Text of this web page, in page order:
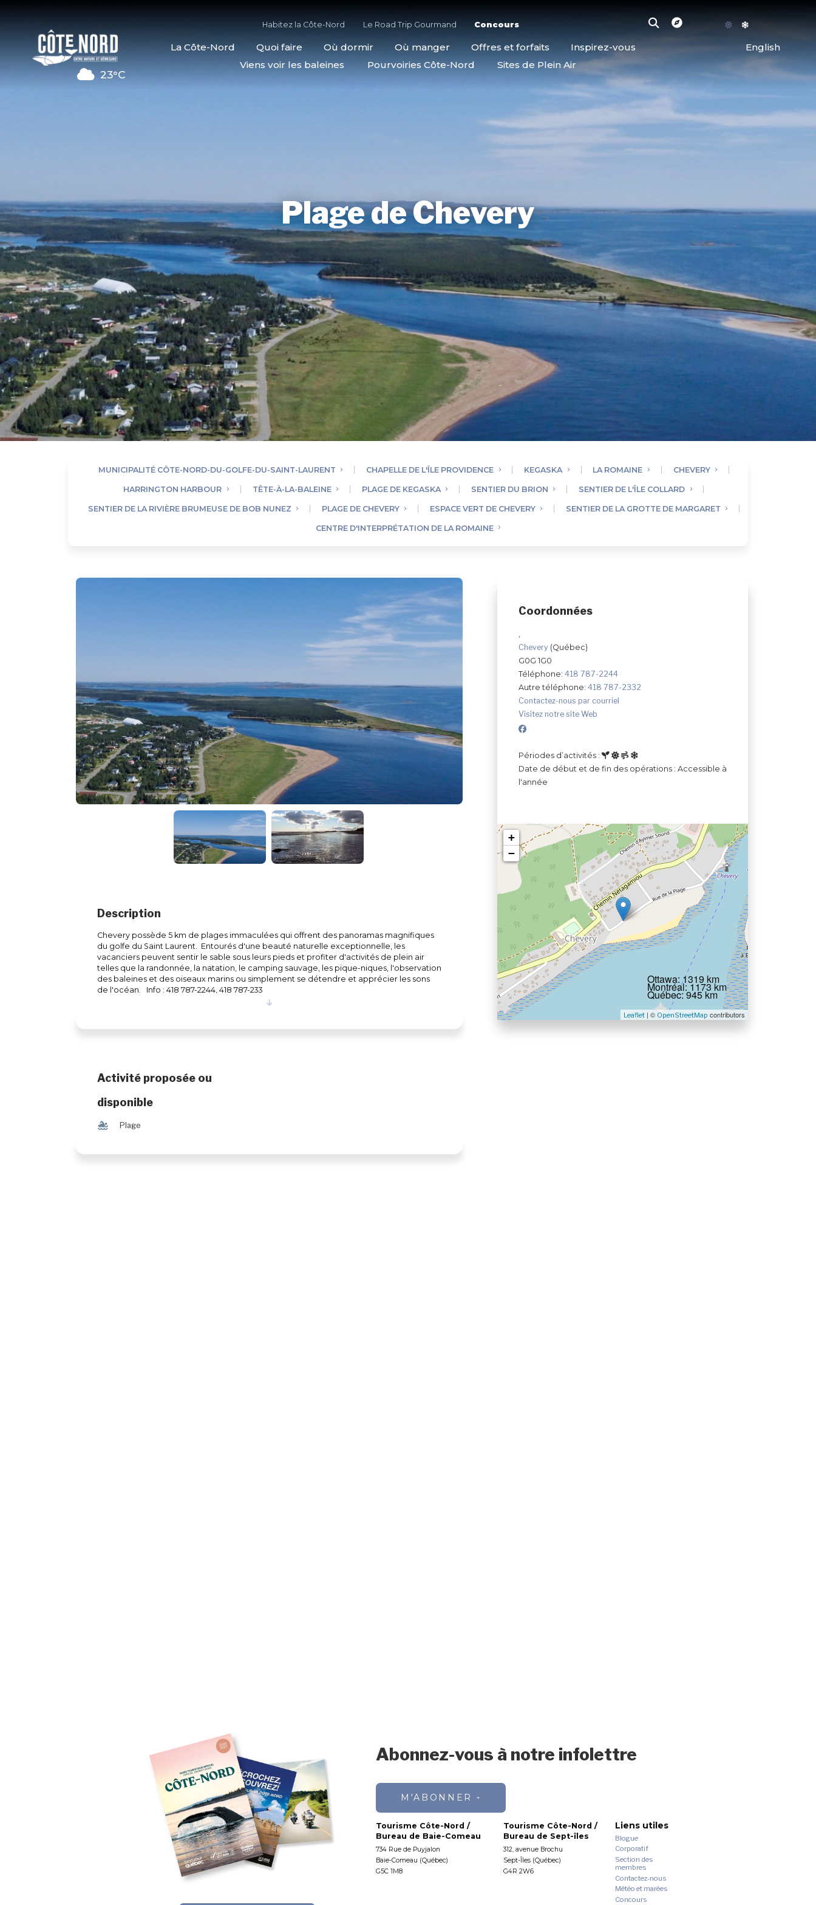
23°C
Habitez la Côte-Nord Le Road Trip Gourmand Concours
La Côte-Nord Quoi faire Où dormir Où manger Offres et forfaits Inspirez-vous
English
Viens voir les baleines
Pourvoiries Côte-Nord Sites de Plein Air
Plage de Chevery
MUNICIPALITÉ CÔTE-NORD-DU-GOLFE-DU-SAINT-LAURENT CHAPELLE DE L'ÎLE PROVIDENCE KEGASKA LA ROMAINE CHEVERY
HARRINGTON HARBOUR TÊTE-À-LA-BALEINE PLAGE DE KEGASKA SENTIER DU BRION SENTIER DE L'ÎLE COLLARD
SENTIER DE LA RIVIÈRE BRUMEUSE DE BOB NUNEZ PLAGE DE CHEVERY ESPACE VERT DE CHEVERY SENTIER DE LA GROTTE DE MARGARET
CENTRE D'INTERPRÉTATION DE LA ROMAINE
Coordonnées
Chevery (Québec)
G0G 1G0
Téléphone: 418 787-2244
Autre téléphone: 418 787-2332
Contactez-nous par courriel
Visitez notre site Web
Périodes d’activités :
Date de début et de fin des opérations : Accessible à
l'année
+
−
Leaflet | © OpenStreetMap contributors
Ottawa: 1319 km
Montréal: 1173 km
Québec: 945 km
Description
Chevery possède 5 km de plages immaculées qui offrent des panoramas magnifiques
du golfe du Saint Laurent. Entourés d'une beauté naturelle exceptionnelle, les
vacanciers peuvent sentir le sable sous leurs pieds et profiter d'activités de plein air
telles que la randonnée, la natation, le camping sauvage, les pique-niques, l'observation
des baleines et des oiseaux marins ou simplement se détendre et apprécier les sons
de l'océan. Info : 418 787-2244, 418 787-233
Activité proposée ou
disponible
l Plage
Abonnez-vous à notre infolettre
M'ABONNER
Tourisme Côte-Nord /
Bureau de Baie-Comeau
734 Rue de Puyjalon
Baie-Comeau (Québec)
G5C 1M8
Tourisme Côte-Nord /
Bureau de Sept-îles
312, avenue Brochu
Sept-Îles (Québec)
G4R 2W6
Liens utiles
Blogue
Corporatif
Section des
membres
Contactez-nous
Météo et marées
Concours